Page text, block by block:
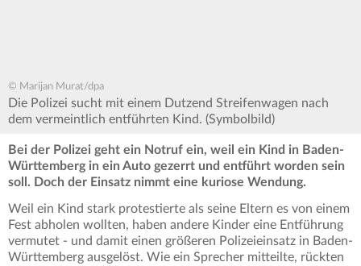
© Marijan Murat/dpa
Die Polizei sucht mit einem Dutzend Streifenwagen nach
dem vermeintlich entführten Kind. (Symbolbild)
Bei der Polizei geht ein Notruf ein, weil ein Kind in Baden-
Württemberg in ein Auto gezerrt und entführt worden sein
soll. Doch der Einsatz nimmt eine kuriose Wendung.
Weil ein Kind stark protestierte als seine Eltern es von einem
Fest abholen wollten, haben andere Kinder eine Entführung
vermutet - und damit einen größeren Polizeieinsatz in Baden-
Württemberg ausgelöst. Wie ein Sprecher mitteilte, rückten